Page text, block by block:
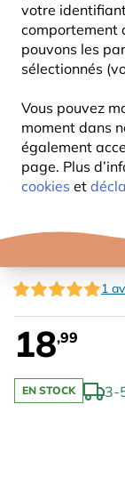
votre
comportement
pouvons les
sélectionnés
Vous pouvez
moment dans
également
page. Plus
cookies et
1
18,99
EN STOCK 3-